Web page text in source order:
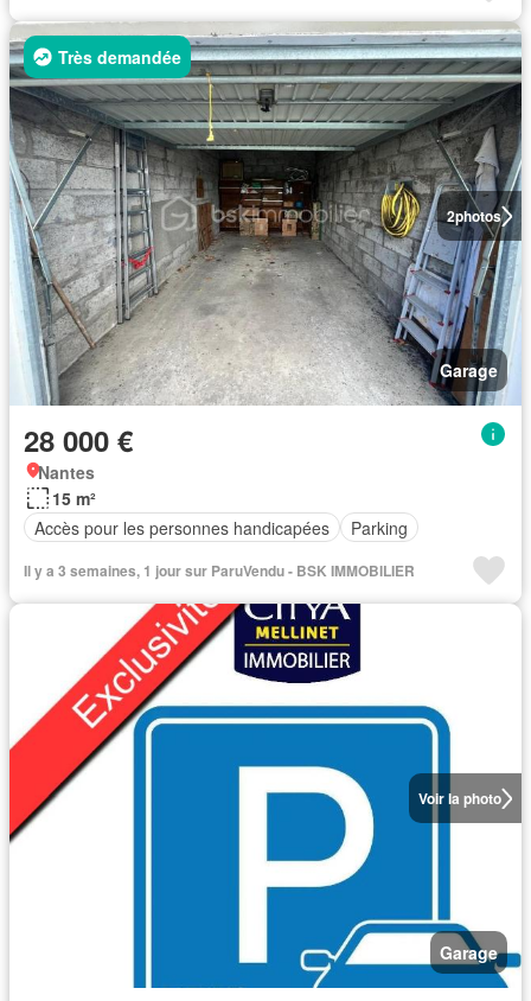
2photos
Très demandée
Garage
28 000 €
Nantes
15 m²
Accès pour les personnes handicapées
Parking
Il y a 3 semaines, 1 jour sur ParuVendu - BSK IMMOBILIER
Voir la photo
Garage